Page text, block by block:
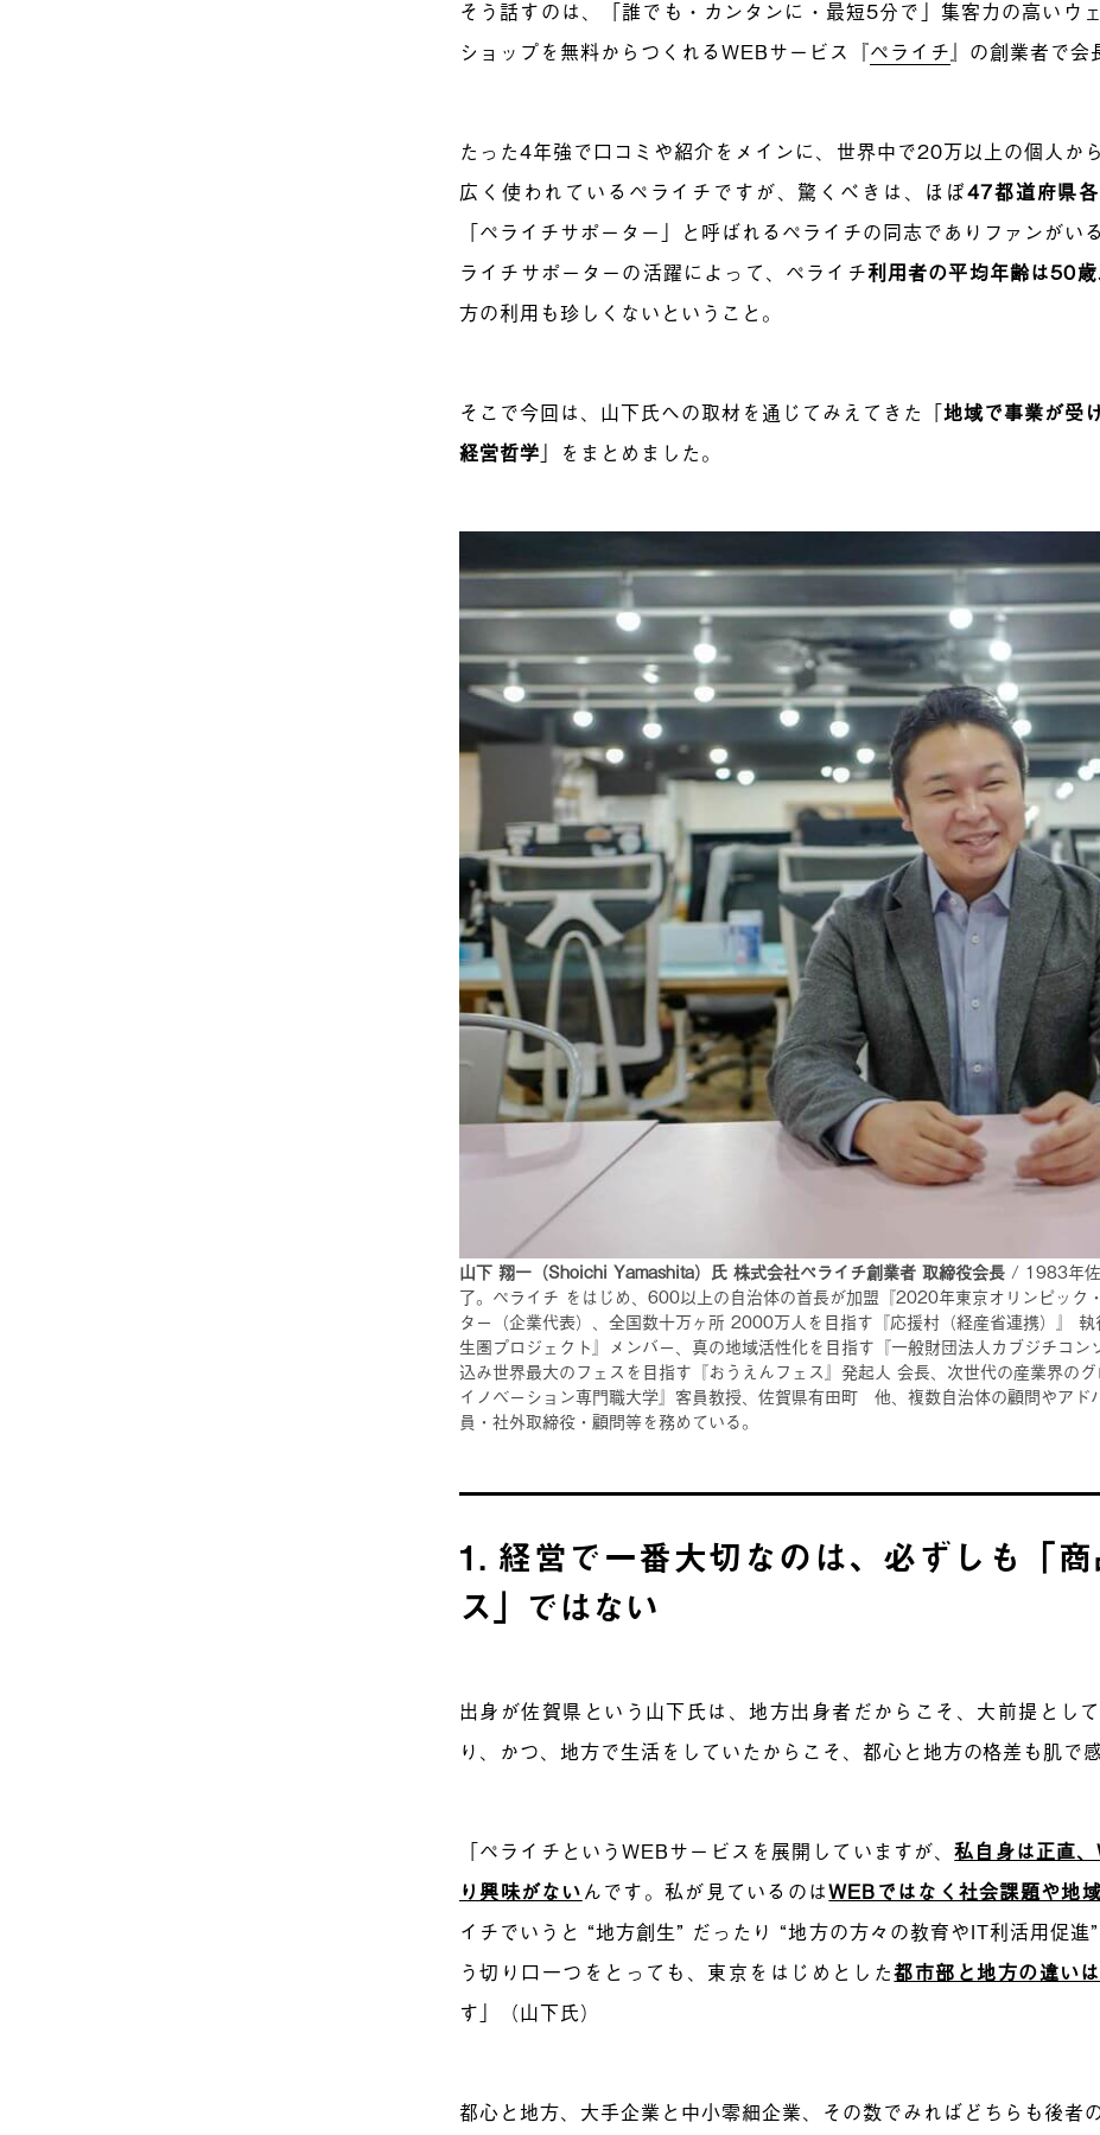
そう話すのは、「誰でも・カンタンに・最短5分で」集客力の高いウ
ショップを無料からつくれるWEBサービス『ペライチ 』の創業者で会
たった4年強で口コミや紹介をメインに、世界中で20万以上の個人か
広く使われているペライチですが、驚くべきは、ほぼ47都道府県
「ペライチサポーター」と呼ばれるペライチの同志でありファンがい
ライチサポーターの活躍によって、 ペライチ利用者の平均年齢は50
方の利用も珍しくないということ。
そこで今回は、山下氏への取材を通じてみえてきた「地域で事業が受
経営哲学 」をまとめました。
山下 翔一（Shoichi Yamashita）氏 株式会社ペライチ創業者 取締役会長 / 1983年佐
了。ペライチ をはじめ、600以上の自治体の首長が加盟『2020年東京オリンピック
ター（企業代表）、全国数十万ヶ所 2000万人を目指す『応援村（経産省連携）』
生圏プロジェクト』メンバー、真の地域活性化を目指す『一般財団法人カブジチコ
込み世界最大のフェスを目指す『おうえんフェス』発起人 会長、次世代の産業界の
イノベーション専門職大学』客員教授、佐賀県有田町 他、複数自治体の顧問やア
員・社外取締役・顧問等を務めている。
1. 経営で一番大切なのは、必ずしも「
ス」ではない
出身が佐賀県という山下氏は、地方出身者だからこそ、大前提とし
り、かつ、地方で生活をしていたからこそ、都心と地方の格差も肌で感
「ペライチというWEBサービスを展開していますが、私自身は正直
り興味がないんです。私が見ているのはWEBではなく社会課題や地
イチでいうと “地方創生” だったり “地方の方々の教育やIT利活用促進
う切り口一つをとっても、東京をはじめとした都市部と地方の違い
す」（山下氏）
都心と地方、大手企業と中小零細企業、その数でみればどちらも後者